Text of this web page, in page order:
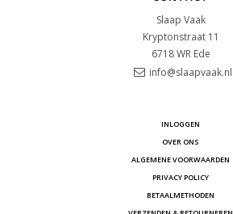
Slaap Vaak
Kryptonstraat 11
6718 WR Ede
info@slaapvaak.nl
INLOGGEN
OVER ONS
ALGEMENE VOORWAARDEN
PRIVACY POLICY
BETAALMETHODEN